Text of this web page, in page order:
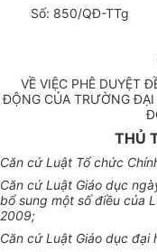
Số: 850/QĐ-TTg
VỀ VIỆC PHÊ DUYỆT
ĐỘNG CỦA TRƯỜNG
THỦ
Căn cứ Luật Tổ chức
Căn cứ Luật Giáo dục
bổ sung một số điều của
2009;
Căn cứ Luật Giáo dục đại